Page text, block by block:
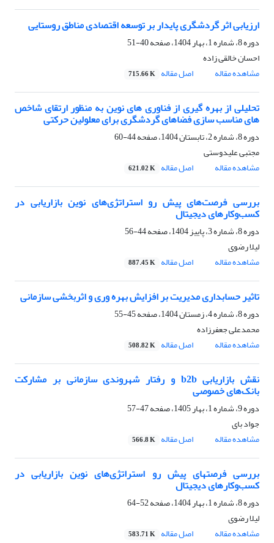
ارزیابی اثر گردشگری پایدار بر توسعه اقتصادی مناطق روستایی
دوره 8، شماره 1، بهار 1404، صفحه
40-51
احسان خالقی زاده
مشاهده مقاله
اصل مقاله 715.66 K
تحلیلی از بهره گیری از فناوری های نوین به منظور ارتقای شاخص
های مناسب سازی فضاهای گردشگری برای معلولین حرکتی
دوره 8، شماره 2، تابستان 1404، صفحه
44-60
مجتبی علیدوستی
مشاهده مقاله
اصل مقاله 621.02 K
بررسی فرصت‌های پیش رو استراتژی‌های نوین بازاریابی در
کسب‌وکارهای دیجیتال
دوره 8، شماره 3، پاییز 1404، صفحه
44-56
لیلا رضوی
مشاهده مقاله
اصل مقاله 887.45 K
تاثیر حسابداری مدیریت بر افزایش بهره وری و اثربخشی سازمانی
دوره 8، شماره 4، زمستان 1404، صفحه
45-55
محمدعلی جعفرزاده
مشاهده مقاله
اصل مقاله 508.82 K
نقش بازاریابی b2b و رفتار شهروندی سازمانی بر مشارکت
بانک‌های خصوصی
دوره 9، شماره 1، بهار 1405، صفحه
47-57
جواد بای
مشاهده مقاله
اصل مقاله 566.8 K
بررسی فرصتهای پیش رو استراتژی‌های نوین بازاریابی در
کسب‌وکارهای دیجیتال
دوره 8، شماره 1، بهار 1404، صفحه
52-64
لیلا رضوی
مشاهده مقاله
اصل مقاله 583.71 K